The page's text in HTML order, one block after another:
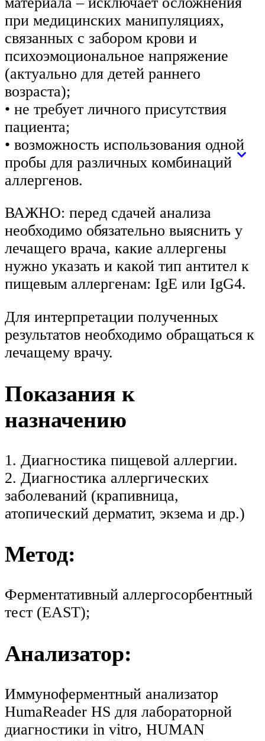
при медицинских манипуляциях,
связанных с забором крови и
психоэмоциональное напряжение
(актуально для детей раннего
возраста);
• не требует личного присутствия
пациента;
• возможность использования одной
пробы для различных комбинаций
аллергенов.
ВАЖНО: перед сдачей анализа
необходимо обязательно выяснить у
лечащего врача, какие аллергены
нужно указать и какой тип антител к
пищевым аллергенам: IgE или IgG4.
Для интерпретации полученных
результатов необходимо обращаться к
лечащему врачу.
Показания к
назначению
1. Диагностика пищевой аллергии.
2. Диагностика аллергических
заболеваний (крапивница,
атопический дерматит, экзема и др.)
Метод:
Ферментативный аллергосорбентный
тест (EAST);
Анализатор:
Иммуноферментный анализатор
HumaReader HS для лабораторной
диагностики in vitro, HUMAN